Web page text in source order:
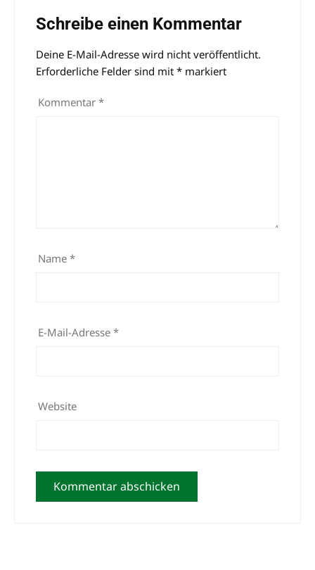
Schreibe einen Kommentar
Deine E-Mail-Adresse wird nicht veröffentlicht.
Erforderliche Felder sind mit * markiert
Kommentar *
Name *
E-Mail-Adresse *
Website
Alternative: